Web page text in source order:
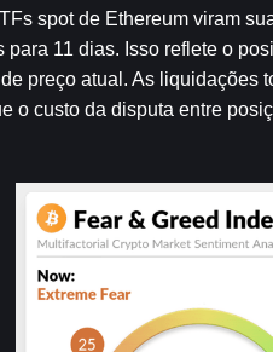
spot de Ethereum viram
11 dias. Isso reflete o
preço atual. As liquidações
o custo da disputa entre